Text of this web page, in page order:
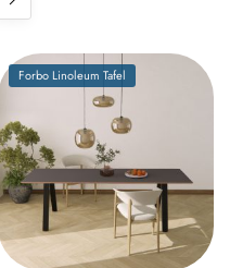
Forbo Linoleum Tafel